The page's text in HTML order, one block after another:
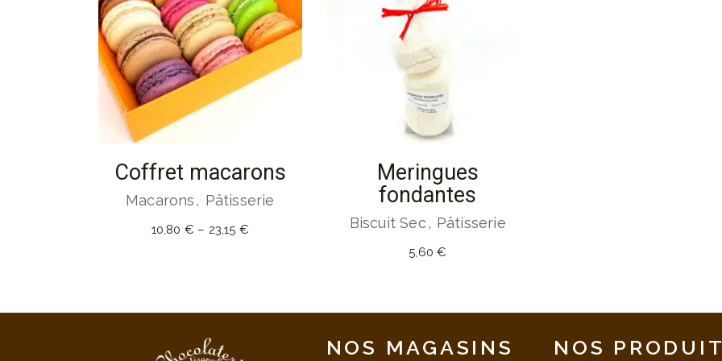
Coffret macarons
Macarons Pâtisserie
10,80 € – 23,15 €
Meringues
fondantes
Biscuit Sec Pâtisserie
5,60€
NOS MAGASINS NOS